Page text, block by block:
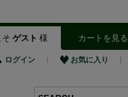
そ ゲスト 様 カートを見る
ログイン お気に入り